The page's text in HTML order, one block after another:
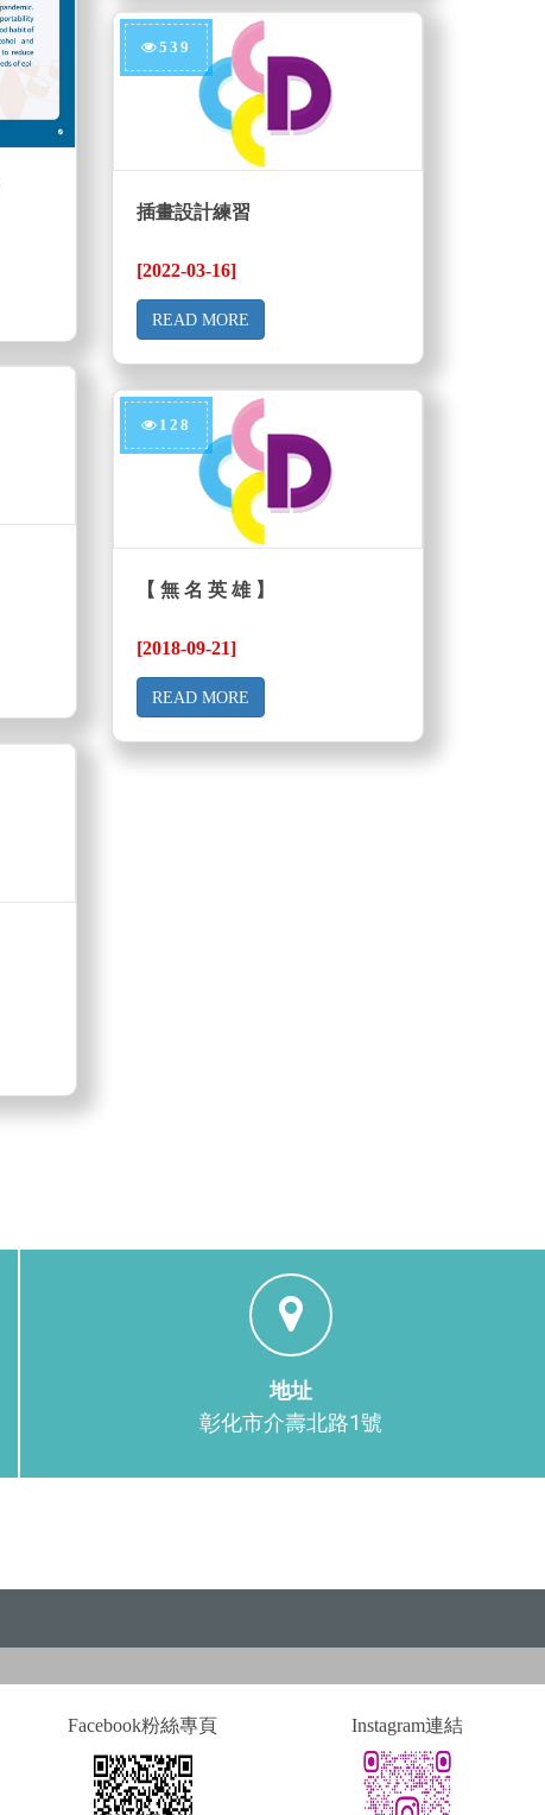
539
插畫設計練習
[2022-03-16]
READ MORE
128
【 無 名 英 雄 】
[2018-09-21]
READ MORE
地址
彰化市介壽北路1號
Facebook粉絲專頁 Instagram連結